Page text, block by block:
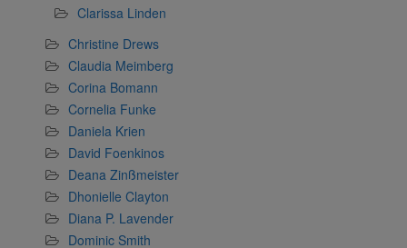
Clarissa Linden
Christine Drews
Claudia Meimberg
Corina Bomann
Cornelia Funke
Daniela Krien
David Foenkinos
Deana Zinßmeister
Dhonielle Clayton
Diana P. Lavender
Dominic Smith